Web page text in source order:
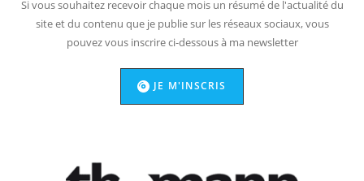
Si vous souhaitez recevoir chaque mois un résumé de l'actualité du
site et du contenu que je publie sur les réseaux sociaux, vous
pouvez vous inscrire ci-dessous à ma newsletter
JE M'INSCRIS